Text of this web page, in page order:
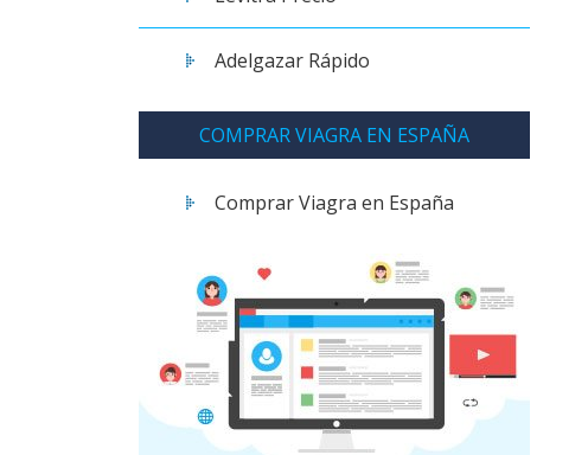
Adelgazar Rápido
COMPRAR VIAGRA EN ESPAÑA
Comprar Viagra en España